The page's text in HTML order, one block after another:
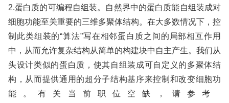
2.蛋白质的可编程自组装。自然界中的蛋白质能自组装成对
细胞功能至关重要的三维多聚体结构。在大多数情况下，控
制此类组装的“算法”写在相邻蛋白质之间的局部相互作用
中，从而允许复杂结构从简单的构建块中自主产生。我们从
头设计类似的蛋白质，使其自组装成可自定义的多聚体结
构，从而提供通用的超分子结构基序来控制和改变细胞功
能。有关当前职位空缺，请参考